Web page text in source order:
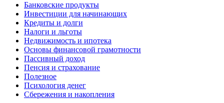
Банковские продукты
Инвестиции для начинающих
Кредиты и долги
Налоги и льготы
Недвижимость и ипотека
Основы финансовой грамотности
Пассивный доход
Пенсия и страхование
Полезное
Психология денег
Сбережения и накопления